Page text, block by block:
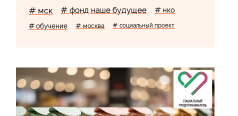
# мск # фонд наше будущее # нко
# обучение # москва # социальный проект